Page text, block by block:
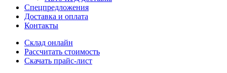
Спецпредложения
Доставка и оплата
Контакты
Склад онлайн
Рассчитать стоимость
Скачать прайс-лист